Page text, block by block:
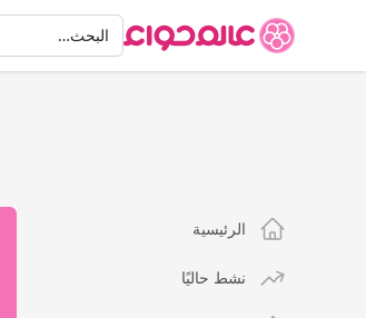
البحثالبحث…
الرئيسية
نشط حاليًا